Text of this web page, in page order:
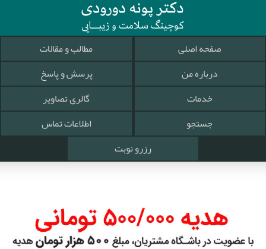
صفحه اصلی
مطالب و مقالات
درباره من
پرسش و پاسخ
خدمات
گالری تصاویر
جستجو
اطلاعات تماس
رزرو نوبت